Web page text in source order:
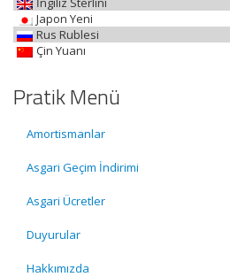
Japon Yeni
Rus Rublesi
Çin Yuanı
Pratik Menü
Amortismanlar
Asgari Geçim İndirimi
Asgari Ücretler
Duyurular
Hakkımızda